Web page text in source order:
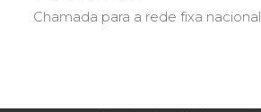
Chamada para a rede fixa nacional